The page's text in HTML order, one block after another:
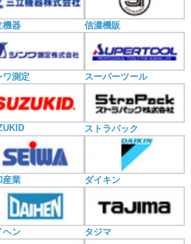
機器 信濃機販
ワ測定 スーパーツール
ストラパック
産業 ダイキン
ヘン タジマ